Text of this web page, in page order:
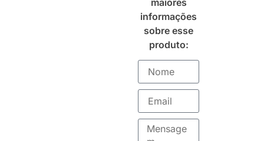
informações
sobre esse
produto: